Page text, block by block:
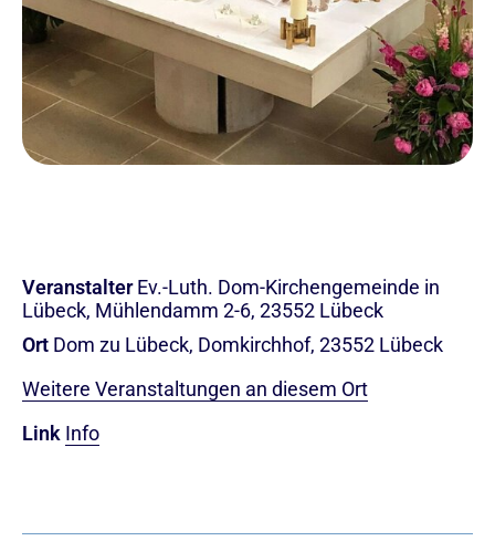
Veranstalter Ev.-Luth. Dom-Kirchengemeinde in
Lübeck, Mühlendamm 2-6, 23552 Lübeck
Ort Dom zu Lübeck, Domkirchhof, 23552 Lübeck
Weitere Veranstaltungen an diesem Ort
Link Info